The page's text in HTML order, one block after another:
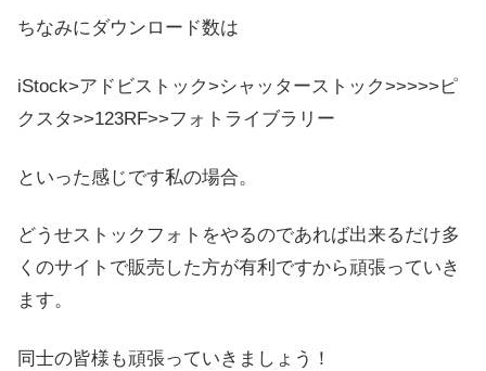
ちなみにダウンロード数は
iStock>アドビストック>シャッターストック>>>>>ピ
クスタ>>123RF>>フォトライブラリー
といった感じです私の場合。
どうせストックフォトをやるのであれば出来るだけ多
くのサイトで販売した方が有利ですから頑張っていき
ます。
同士の皆様も頑張っていきましょう！